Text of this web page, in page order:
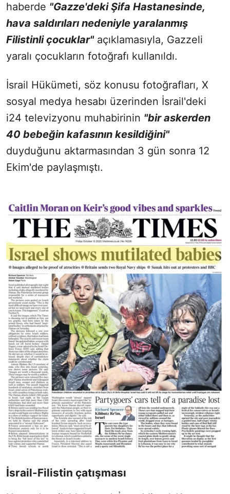
haberde "Gazze'deki Şifa Hastanesinde,
hava saldırıları nedeniyle yaralanmış
Filistinli çocuklar"açıklamasıyla, ​​​​​​​Gazzeli
yaralı çocukların fotoğrafı kullanıldı.
İsrail Hükümeti, söz konusu fotoğrafları, X
sosyal medya hesabı üzerinden İsrail'deki
i24 televizyonu muhabirinin "bir askerden
40 bebeğin kafasının kesildiğini"
duyduğunu aktarmasından 3 gün sonra 12
Ekim'de paylaşmıştı.
İsrail-Filistin çatışması